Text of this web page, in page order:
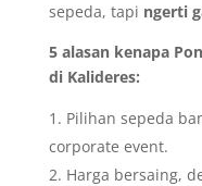
sepeda, tapi ngerti
5 alasan kenapa
di Kalideres:
Pilihan sepeda
corporate event.
Harga bersaing,